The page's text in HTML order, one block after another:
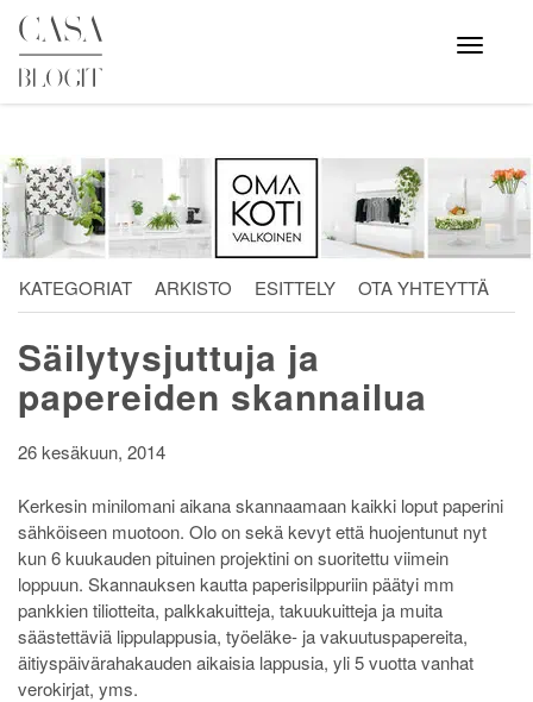
Skip
content
Avaa
valikko
KATEGORIAT ARKISTO ESITTELY OTA YHTEYTTÄ
Säilytysjuttuja ja
papereiden skannailua
26 kesäkuun, 2014
Kerkesin minilomani aikana skannaamaan kaikki loput paperini
sähköiseen muotoon. Olo on sekä kevyt että huojentunut nyt
kun 6 kuukauden pituinen projektini on suoritettu viimein
loppuun. Skannauksen kautta paperisilppuriin päätyi mm
pankkien tiliotteita, palkkakuitteja, takuukuitteja ja muita
säästettäviä lippulappusia, työeläke- ja vakuutuspapereita,
äitiyspäivärahakauden aikaisia lappusia, yli 5 vuotta vanhat
verokirjat, yms.